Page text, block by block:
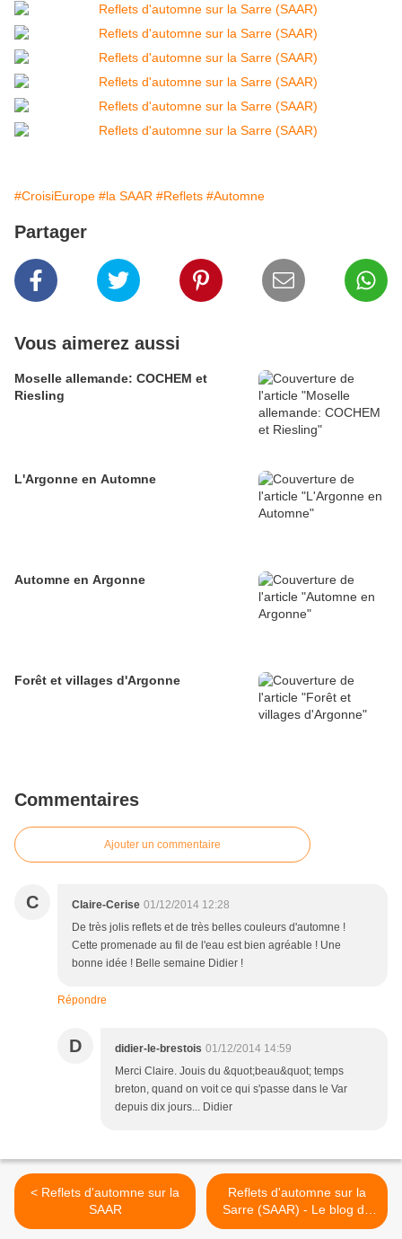
#CroisiEurope #la SAAR #Reflets #Automne
Partager
Vous aimerez aussi
Moselle allemande: COCHEM et
Riesling
L'Argonne en Automne
Automne en Argonne
Forêt et villages d'Argonne
Commentaires
Ajouter un commentaire
C Claire-Cerise 01/12/2014 12:28
De très jolis reflets et de très belles couleurs d'automne !
Cette promenade au fil de l'eau est bien agréable ! Une
bonne idée ! Belle semaine Didier !
Répondre
D didier-le-brestois 01/12/2014 14:59
Merci Claire. Jouis du &quot;beau&quot; temps
breton, quand on voit ce qui s'passe dans le Var
depuis dix jours... Didier
< Reflets d'automne sur la
SAAR
Reflets d'automne sur la
Sarre (SAAR) - Le blog de
gebete.reidid.over-blog.com